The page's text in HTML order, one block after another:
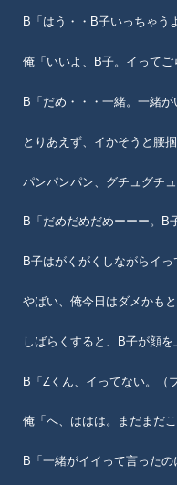
B「はう・・B子いっちゃう
俺「いいよ、B子。イってご
B「だめ・・・一緒。一緒が
とりあえず、イかそうと腰
パンパンパン、グチュグチ
B「だめだめだめーーー。B
B子はがくがくしながらイっ
やばい、俺今日はダメかも
しばらくすると、B子が顔を
B「Zくん、イってない。（
俺「へ、ははは。まだまだ
B「一緒がイイって言ったの